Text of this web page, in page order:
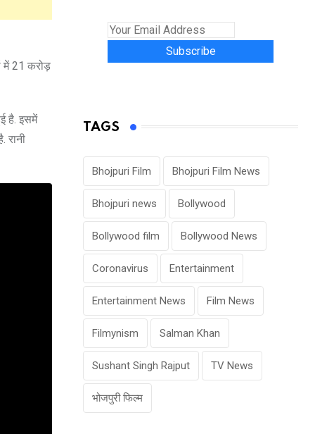
में 21 करोड़
है. इसमें
रानी
Subscribe
TAGS
Bhojpuri Film Bhojpuri Film News
Bhojpuri news Bollywood
Bollywood film Bollywood News
Coronavirus Entertainment
Entertainment News Film News
Filmynism Salman Khan
Sushant Singh Rajput TV News
भोजपुरी फिल्म